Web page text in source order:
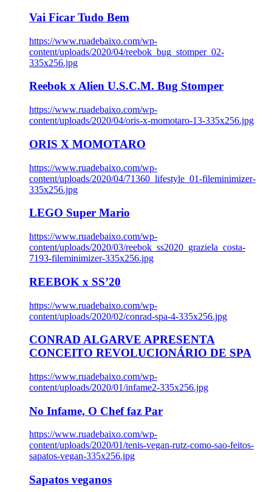
Vai Ficar Tudo Bem
https://www.ruadebaixo.com/wp-
content/uploads/2020/04/reebok_bug_stomper_02-
335x256.jpg
Reebok x Alien U.S.C.M. Bug Stomper
https://www.ruadebaixo.com/wp-
content/uploads/2020/04/oris-x-momotaro-13-335x256.jpg
ORIS X MOMOTARO
https://www.ruadebaixo.com/wp-
content/uploads/2020/04/71360_lifestyle_01-fileminimizer-
335x256.jpg
LEGO Super Mario
https://www.ruadebaixo.com/wp-
content/uploads/2020/03/reebok_ss2020_graziela_costa-
7193-fileminimizer-335x256.jpg
REEBOK x SS’20
https://www.ruadebaixo.com/wp-
content/uploads/2020/02/conrad-spa-4-335x256.jpg
CONRAD ALGARVE APRESENTA
CONCEITO REVOLUCIONÁRIO DE SPA
https://www.ruadebaixo.com/wp-
content/uploads/2020/01/infame2-335x256.jpg
No Infame, O Chef faz Par
https://www.ruadebaixo.com/wp-
content/uploads/2020/01/tenis-vegan-rutz-como-sao-feitos-
sapatos-vegan-335x256.jpg
Sapatos veganos